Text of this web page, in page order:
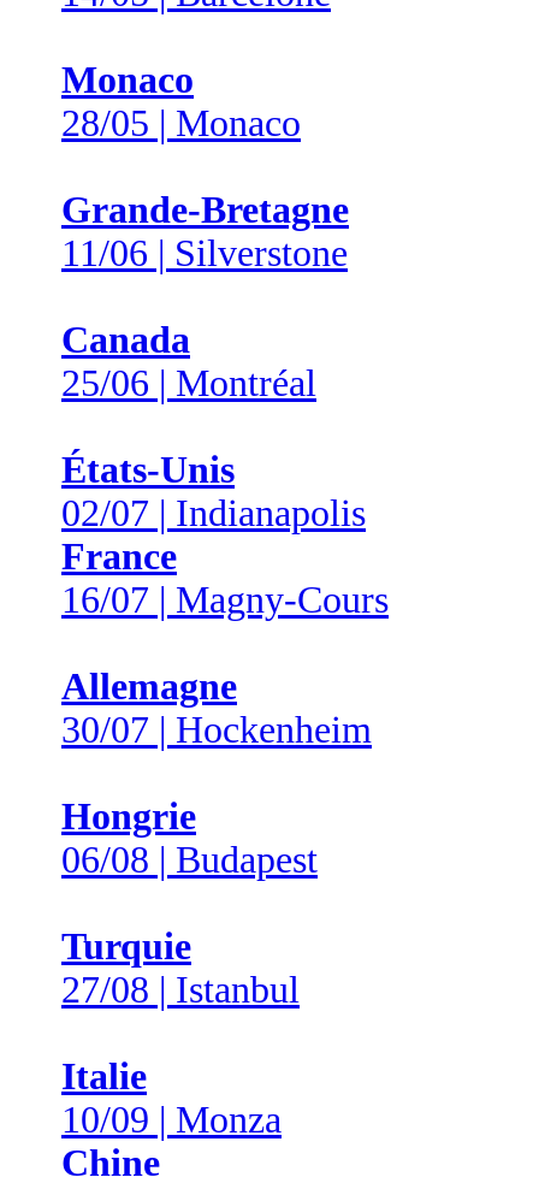
Monaco
28/05 | Monaco
Grande-Bretagne
11/06 | Silverstone
Canada
25/06 | Montréal
États-Unis
02/07 | Indianapolis
France
16/07 | Magny-Cours
Allemagne
30/07 | Hockenheim
Hongrie
06/08 | Budapest
Turquie
27/08 | Istanbul
Italie
10/09 | Monza
Chine